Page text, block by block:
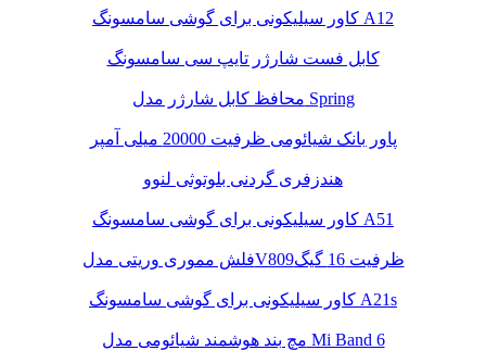
کاور سیلیکونی برای گوشی سامسونگ A12
کابل فست شارژر تایپ سی سامسونگ
محافظ کابل شارژر مدل Spring
پاور بانک شیائومی ظرفیت 20000 میلی آمپر
هندزفری گردنی بلوتوثی لنوو
کاور سیلیکونی برای گوشی سامسونگ A51
فلش مموری وریتی مدلV809ظرفیت 16 گیگ
کاور سیلیکونی برای گوشی سامسونگ A21s
مچ بند هوشمند شیائومی مدل Mi Band 6